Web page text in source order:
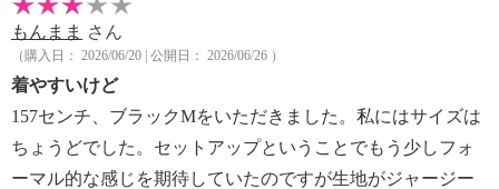
もんまま さん
（購入日： 2026/06/20 | 公開日： 2026/06/26 ）
着やすいけど
157センチ、ブラックMをいただきました。私にはサイズは
ちょうどでした。セットアップということでもう少しフォ
ーマル的な感じを期待していたのですが生地がジャージー